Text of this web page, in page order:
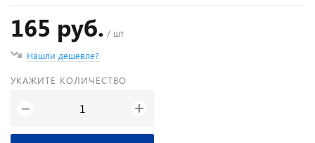
165 руб. / шт
Нашли дешевле?
УКАЖИТЕ КОЛИЧЕСТВО
− +